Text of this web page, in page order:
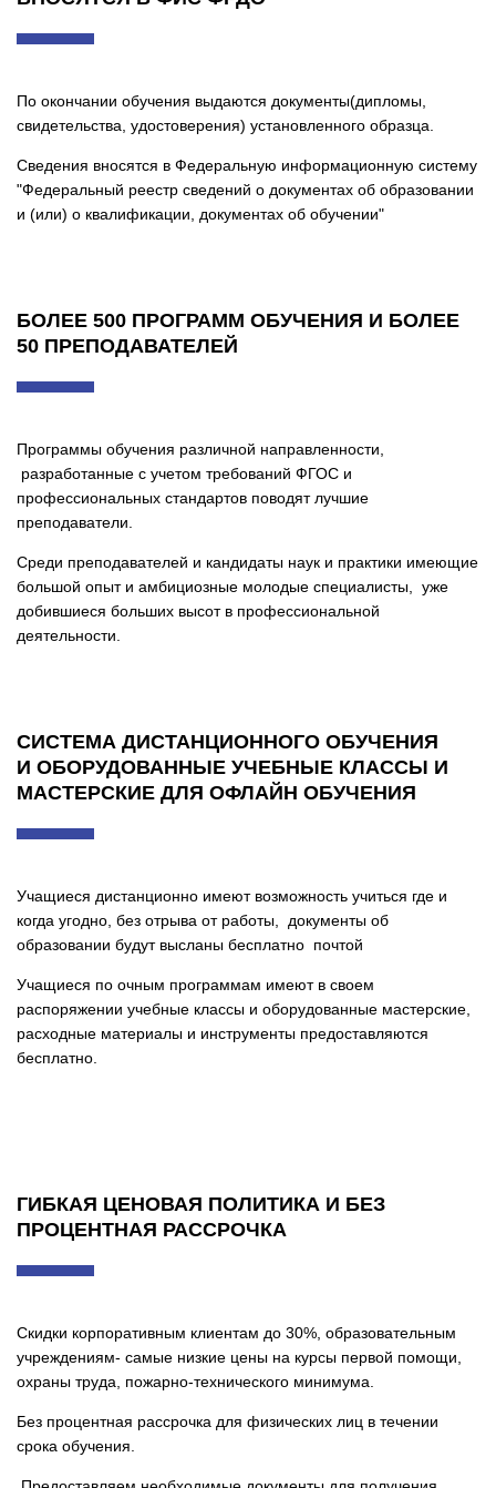
По окончании обучения выдаются документы(дипломы,
свидетельства, удостоверения) установленного образца.
Сведения вносятся в Федеральную информационную систему
"Федеральный реестр сведений о документах об образовании
и (или) о квалификации, документах об обучении"
БОЛЕЕ 500 ПРОГРАММ ОБУЧЕНИЯ И БОЛЕЕ
50 ПРЕПОДАВАТЕЛЕЙ
Программы обучения различной направленности,
разработанные с учетом требований ФГОС и
профессиональных стандартов поводят лучшие
преподаватели.
Среди преподавателей и кандидаты наук и практики имеющие
большой опыт и амбициозные молодые специалисты, уже
добившиеся больших высот в профессиональной
деятельности.
СИСТЕМА ДИСТАНЦИОННОГО ОБУЧЕНИЯ
И ОБОРУДОВАННЫЕ УЧЕБНЫЕ КЛАССЫ И
МАСТЕРСКИЕ ДЛЯ ОФЛАЙН ОБУЧЕНИЯ
Учащиеся дистанционно имеют возможность учиться где и
когда угодно, без отрыва от работы, документы об
образовании будут высланы бесплатно почтой
Учащиеся по очным программам имеют в своем
распоряжении учебные классы и оборудованные мастерские,
расходные материалы и инструменты предоставляются
бесплатно.
ГИБКАЯ ЦЕНОВАЯ ПОЛИТИКА И БЕЗ
ПРОЦЕНТНАЯ РАССРОЧКА
Скидки корпоративным клиентам до 30%, образовательным
учреждениям- самые низкие цены на курсы первой помощи,
охраны труда, пожарно-технического минимума.
Без процентная рассрочка для физических лиц в течении
срока обучения.